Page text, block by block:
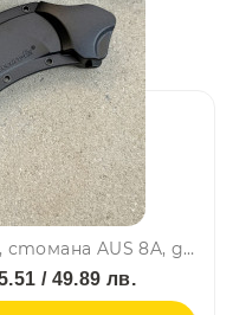
Cold Steel TIGER- карамбит , стомана AUS 8A, дръжка Kray-Ex, кания Secure-Ex
/ 49.89 лв.